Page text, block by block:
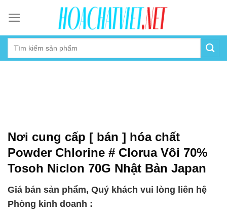
content
Nơi cung cấp [ bán ] hóa chất
Powder Chlorine # Clorua Vôi 70%
Tosoh Niclon 70G Nhật Bản Japan
Giá bán sản phẩm, Quý khách vui lòng liên hệ
Phòng kinh doanh :